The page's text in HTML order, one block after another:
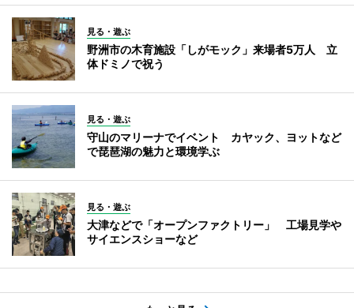
見る・遊ぶ
野洲市の木育施設「しがモック」来場者5万人 立
体ドミノで祝う
見る・遊ぶ
守山のマリーナでイベント カヤック、ヨットなど
で琵琶湖の魅力と環境学ぶ
見る・遊ぶ
大津などで「オープンファクトリー」 工場見学や
サイエンスショーなど